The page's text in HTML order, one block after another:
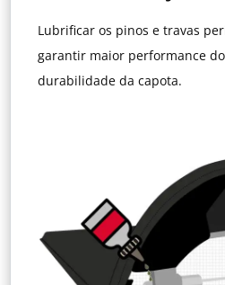
Lubrificar os pinos e travas
garantir maior performance
durabilidade da capota.